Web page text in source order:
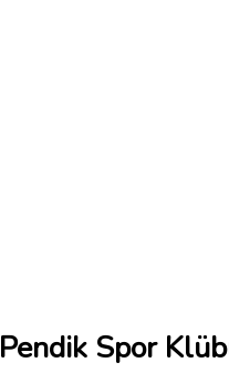
Pendik Spor